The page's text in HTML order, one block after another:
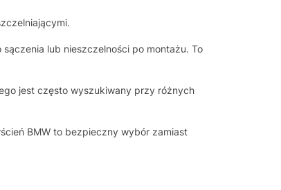
lub nieszczelności po montażu. To
jest często wyszukiwany przy różnych
BMW to bezpieczny wybór zamiast